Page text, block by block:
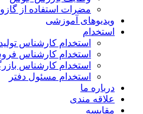
مضرات استفاده از
ویدیوهای آموزشی
استخدام
استخدام کارشناس
استخدام کارشناس
استخدام کارشناس
استخدام مسئول دفتر
درباره ما
علاقه مندی
مقایسه